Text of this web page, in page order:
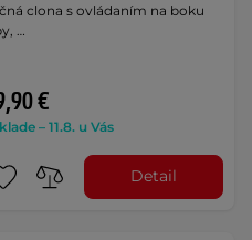
clona s ovládaním na boku
…
€
– 11.8. u Vás
Detail